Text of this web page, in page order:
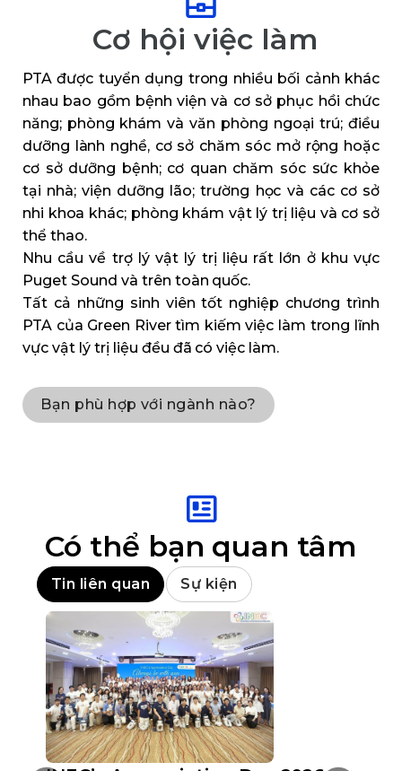
Cơ hội việc làm
PTA được tuyển dụng trong nhiều bối cảnh khác
nhau bao gồm bệnh viện và cơ sở phục hồi chức
năng; phòng khám và văn phòng ngoại trú; điều
dưỡng lành nghề, cơ sở chăm sóc mở rộng hoặc
cơ sở dưỡng bệnh; cơ quan chăm sóc sức khỏe
tại nhà; viện dưỡng lão; trường học và các cơ sở
nhi khoa khác; phòng khám vật lý trị liệu và cơ sở
thể thao.
Nhu cầu về trợ lý vật lý trị liệu rất lớn ở khu vực
Puget Sound và trên toàn quốc.
Tất cả những sinh viên tốt nghiệp chương trình
PTA của Green River tìm kiếm việc làm trong lĩnh
vực vật lý trị liệu đều đã có việc làm.
Bạn phù hợp với ngành nào?
Có thể bạn quan tâm
Tin liên quan Sự kiện